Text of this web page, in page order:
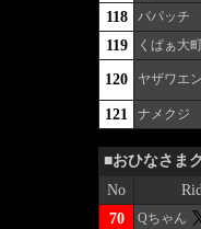
118 パパッチ
119 くぱぁ大
120 ヤザワエ
121 ナメクジ
■おひなさま
No
70
Qちゃん